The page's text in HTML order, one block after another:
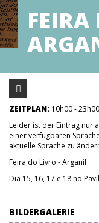
FEIRA
ZEITPLAN: 10h00 - 23h00
Leider ist der Eintrag nur
einer verfügbaren
aktuelle Sprache zu
Feira do Livro - Arganil
Dia 15, 16, 17 e 18 no
BILDERGALERIE